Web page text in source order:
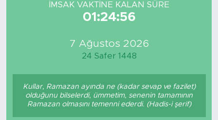
İMSAK VAKTINE KALAN SÜRE
01:24:56
7 Ağustos 2026
24 Safer 1448
Kullar, Ramazan ayında ne (kadar sevap ve fazilet)
olduğunu bilselerdi, ümmetim, senenin tamamının
Ramazan olmasını temenni ederdi. (Hadis-i şerif)
Adaklı-Kiğı
MD Prestij Dergisi
Siyaset
Spor
Tüm Manşetler